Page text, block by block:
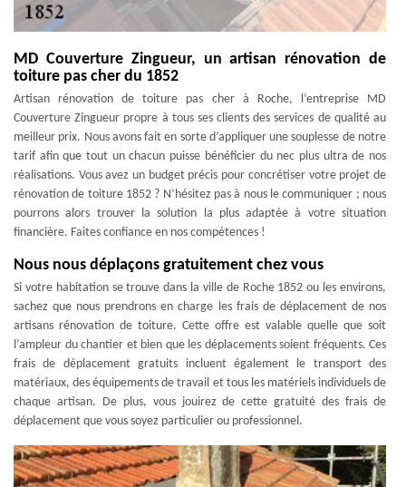
MD Couverture Zingueur, un artisan rénovation de
toiture pas cher du 1852
Artisan rénovation de toiture pas cher à Roche, l’entreprise MD
Couverture Zingueur propre à tous ses clients des services de qualité au
meilleur prix. Nous avons fait en sorte d’appliquer une souplesse de notre
tarif afin que tout un chacun puisse bénéficier du nec plus ultra de nos
réalisations. Vous avez un budget précis pour concrétiser votre projet de
rénovation de toiture 1852 ? N’hésitez pas à nous le communiquer ; nous
pourrons alors trouver la solution la plus adaptée à votre situation
financière. Faites confiance en nos compétences !
Nous nous déplaçons gratuitement chez vous
Si votre habitation se trouve dans la ville de Roche 1852 ou les environs,
sachez que nous prendrons en charge les frais de déplacement de nos
artisans rénovation de toiture. Cette offre est valable quelle que soit
l’ampleur du chantier et bien que les déplacements soient fréquents. Ces
frais de déplacement gratuits incluent également le transport des
matériaux, des équipements de travail et tous les matériels individuels de
chaque artisan. De plus, vous jouirez de cette gratuité des frais de
déplacement que vous soyez particulier ou professionnel.